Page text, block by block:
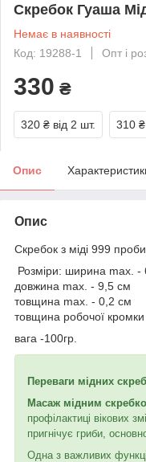
Скребок Гуаша
Немає в наявності
Код: 19288-1
Опт і
330 ₴
320 ₴ від 2 шт. 310 ₴
Опис
Опис
Скребок з міді 999 проби.
Розміри: ширина max. -
довжина max. - 9,5 см
товщина max. - 0,2 см
товщина робочої
вага -100гр.
Переваги мідних
Масаж мідним
профілактиці вікових
пригнічує гриби,
Одна з важливих